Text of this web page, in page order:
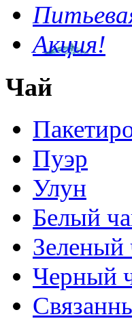
Акция!
Чай
Пуэр
Улун
Белый
Зеленый
Черный